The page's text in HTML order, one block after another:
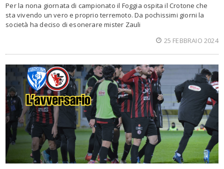
Per la nona giornata di campionato il Foggia ospita il Crotone che
sta vivendo un vero e proprio terremoto. Da pochissimi giorni la
società ha deciso di esonerare mister Zauli
25 FEBBRAIO 2024